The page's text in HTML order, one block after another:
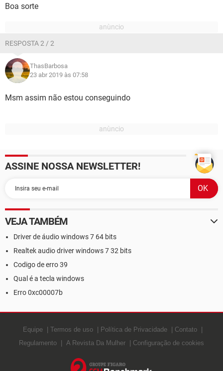
Boa sorte
RESPOSTA 2 / 2
ThasBarbosa
23 abr 2019 às 07:58
Msm assim não estou conseguindo
ASSINE NOSSA NEWSLETTER!
VEJA TAMBÉM
Driver de áudio windows 7 64 bits
Realtek audio driver windows 7 32 bits
Codigo de erro 39
Qual é a tecla windows
Erro 0xc00007b
Equipe Termos de uso Política de Privacidade
Contato
Regulamento
A Revista Da Mulher Configuração de cookies